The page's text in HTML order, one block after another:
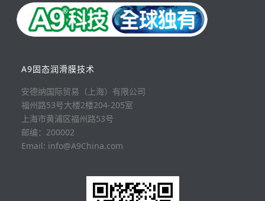
A9固态润滑膜技术
安德纳国际贸易（上海）有限公司
福州路53号大楼2楼204-205室
上海市黄浦区福州路53号
邮编：200002
Email: info@A9China.com